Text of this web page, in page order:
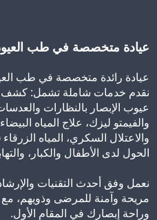
عيادة متخصصة في طب
عيادة رائدة متخصصة في طب
نقدم خدمات شاملة تشمل: كشف
عيوب الإبصار بالنظارات
والفيمتو ليزك، علاج المياه
والاعتلال السكري، المياه
الحول لدى الأطفال والكبار،
نعمل وفق أحدث التقنيات
مريحة وآمنة للمرضى
وراحة إبصارك في المقام الأول.